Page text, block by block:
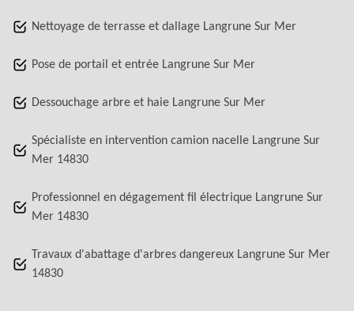
Nettoyage de terrasse et dallage Langrune Sur Mer
Pose de portail et entrée Langrune Sur Mer
Dessouchage arbre et haie Langrune Sur Mer
Spécialiste en intervention camion nacelle Langrune Sur
Mer 14830
Professionnel en dégagement fil électrique Langrune Sur
Mer 14830
Travaux d'abattage d'arbres dangereux Langrune Sur Mer
14830